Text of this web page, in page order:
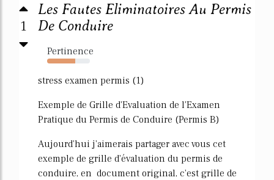
1
Les Fautes Eliminatoires Au Permis
De Conduire
Pertinence
65%
stress examen permis (1)
Exemple de Grille d'Evaluation de l'Examen
Pratique du Permis de Conduire (Permis B)
Aujourd'hui j'aimerais partager avec vous cet
exemple de grille d'évaluation du permis de
conduire, en document original, c'est grille de